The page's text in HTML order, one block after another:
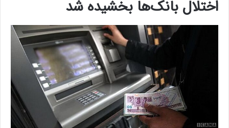
اختلال بانک‌ها بخشیده شد